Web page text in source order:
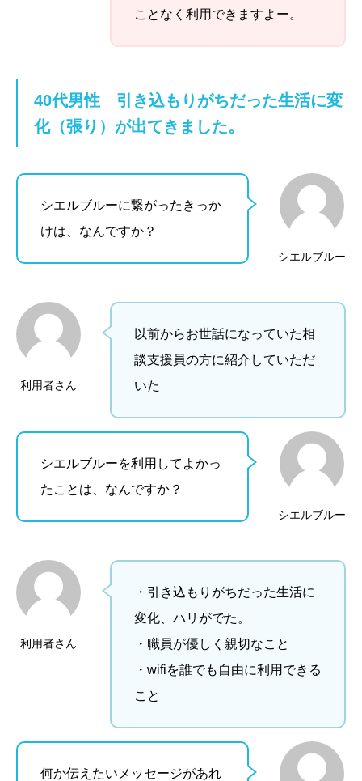
ことなく利用できますよー。
40代男性 引き込もりがちだった生活に変
化（張り）が出てきました。
シエルブルー
シエルブルーに繋がったきっか
けは、なんですか？
利用者さん
以前からお世話になっていた相
談支援員の方に紹介していただ
いた
シエルブルー
シエルブルーを利用してよかっ
たことは、なんですか？
利用者さん
・引き込もりがちだった生活に
変化、ハリがでた。
・職員が優しく親切なこと
・wifiを誰でも自由に利用できる
こと
何か伝えたいメッセージがあれ